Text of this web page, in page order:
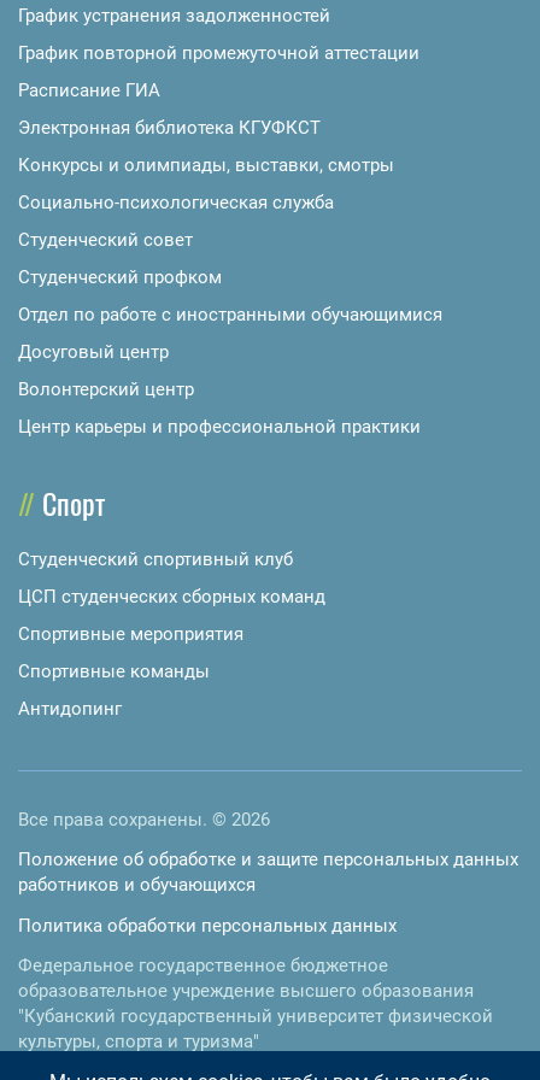
График устранения задолженностей
График повторной промежуточной аттестации
Расписание ГИА
Электронная библиотека КГУФКСТ
Конкурсы и олимпиады, выставки, смотры
Социально-психологическая служба
Студенческий совет
Студенческий профком
Отдел по работе с иностранными обучающимися
Досуговый центр
Волонтерский центр
Центр карьеры и профессиональной практики
Спорт
Студенческий спортивный клуб
ЦСП студенческих сборных команд
Спортивные мероприятия
Спортивные команды
Антидопинг
Все права сохранены. © 2026
Положение об обработке и защите персональных данных
работников и обучающихся
Политика обработки персональных данных
Федеральное государственное бюджетное
образовательное учреждение высшего образования
"Кубанский государственный университет физической
культуры, спорта и туризма"